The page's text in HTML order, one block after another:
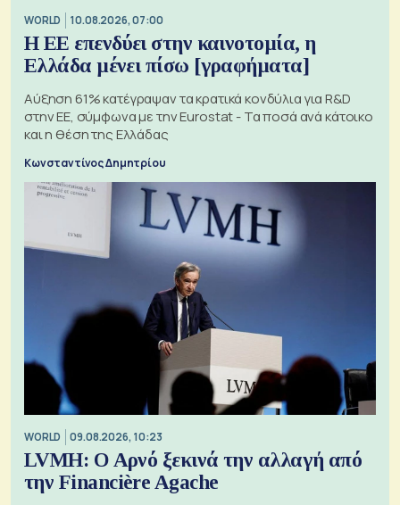
WORLD 10.08.2026, 07:00
Η ΕΕ επενδύει στην καινοτομία, η
Ελλάδα μένει πίσω [γραφήματα]
Αύξηση 61% κατέγραψαν τα κρατικά κονδύλια για R&D
στην ΕΕ, σύμφωνα με την Eurostat - Τα ποσά ανά κάτοικο
και η θέση της Ελλάδας
Κωνσταντίνος Δημητρίου
WORLD 09.08.2026, 10:23
LVMH: Ο Αρνό ξεκινά την αλλαγή από
την Financière Agache